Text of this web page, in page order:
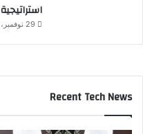
29 نوفمبر، 2023
Recent Tech News